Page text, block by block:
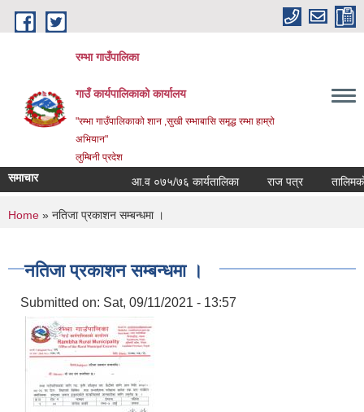
Skip to main content
रम्भा गाउँपालिका
गाउँ कार्यपालिकाको कार्यालय
"रम्भा गाउँपालिकाको शान ,सुखी रम्भाबासि समृद्ध रम्भा हाम्रो
अभियान"
लुम्बिनी प्रदेश
समाचार आ.व ०७५/७६ कार्यतालिका राज पत्र तालिमको
You are here
Home » नतिजा प्रकाशन सम्बन्धमा ।
नतिजा प्रकाशन सम्बन्धमा ।
Submitted on: Sat, 09/11/2021 - 13:57